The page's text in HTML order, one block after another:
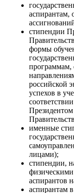
аспирантам,
стипендии
формы
программам,
российской
успехов в
именные
лицами);
стипендии,
аспирантов
аспирантам